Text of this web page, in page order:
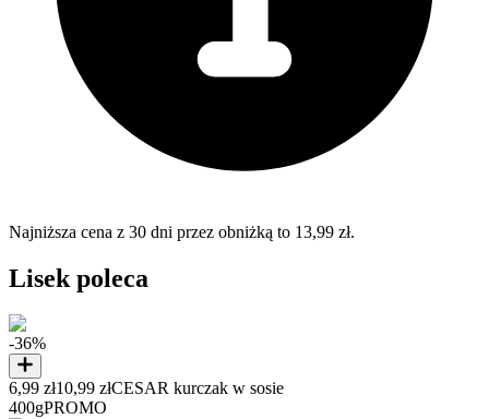
Najniższa cena z 30 dni przez obniżką to 13,99 zł.
Lisek poleca
-36%
6,99 zł10,99 złCESAR kurczak w sosie
400gPROMO